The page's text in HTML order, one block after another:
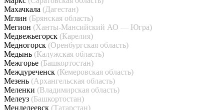
Махачкала (Дагестан)
Мглин (Брянская область)
Мегион (Ханты-Мансийский АО — Югра)
Медвежьегорск (Карелия)
Медногорск (Оренбургская область)
Медынь (Калужская область)
Межгорье (Башкортостан)
Междуреченск (Кемеровская область)
Мезень (Архангельская область)
Меленки (Владимирская область)
Мелеуз (Башкортостан)
Менделеевск (Татарстан)